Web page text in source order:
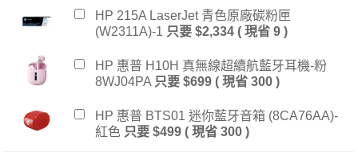
HP 215A LaserJet 青色原廠碳粉匣
(W2311A)-1 只要 $2,334 ( 現省 9 )
HP 惠普 H10H 真無線超續航藍牙耳機-粉
8WJ04PA 只要 $699 ( 現省 300 )
HP 惠普 BTS01 迷你藍牙音箱 (8CA76AA)-
紅色 只要 $499 ( 現省 300 )